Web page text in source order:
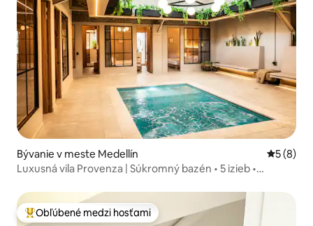
Bývanie v meste Medellín
5 (8)
Luxusná vila Provenza | Súkromný bazén • 5 izieb •
Najobľúbenejšie medzi hosťami
Obľúbené medzi hosťami